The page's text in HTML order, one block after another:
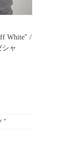
White" /
ャ
"